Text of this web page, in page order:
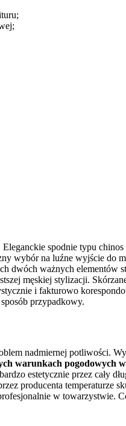
spodnie typu
wybór na luźne wyjście do
dwóch ważnych elementów
męskiej stylizacji.
i fakturowo
przypadkowy.
nadmiernej potliwości.
warunkach pogodowych
estetycznie przez cały
producenta temperaturze
w towarzystwie.